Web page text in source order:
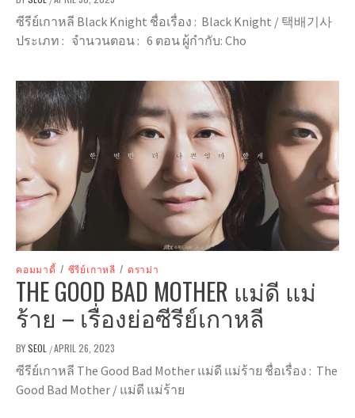
ซีรีย์เกาหลี Black Knight ชื่อเรื่อง : Black Knight / 택배기사
ประเภท : จำนวนตอน : 6 ตอน ผู้กำกับ: Cho
คอมมาดี้ / ซีรีย์เกาหลี / ดราม่า
THE GOOD BAD MOTHER แม่ดี แม่
ร้าย – เรื่องย่อซีรีย์เกาหลี
BYSEOL /APRIL 26, 2023
ซีรีย์เกาหลี The Good Bad Mother แม่ดี แม่ร้าย ชื่อเรื่อง : The
Good Bad Mother / แม่ดี แม่ร้าย